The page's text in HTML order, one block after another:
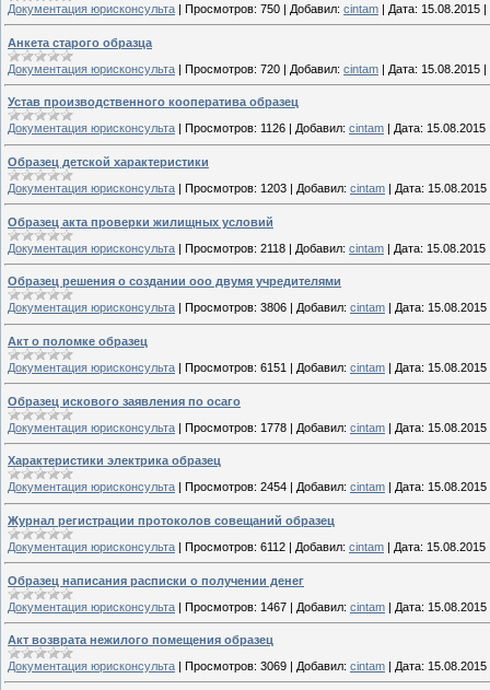
Документация юрисконсульта | Просмотров: 750 | Добавил: cintam | Дата: 15.08.2015 |
Анкета старого образца
Документация юрисконсульта | Просмотров: 720 | Добавил: cintam | Дата: 15.08.2015 |
Устав производственного кооператива образец
Документация юрисконсульта
Просмотров: 1126 Добавил: cintam Дата: 15.08.2015
Образец детской характеристики
Документация юрисконсульта | Просмотров: 1203 | Добавил: cintam | Дата: 15.08.2015
Образец акта проверки жилищных условий
Документация юрисконсульта | Просмотров: 2118 | Добавил: cintam | Дата: 15.08.2015
Образец решения о создании ооо двумя учредителями
Документация юрисконсульта
Просмотров: 3806 Добавил: cintam Дата: 15.08.2015
Акт о поломке образец
Документация юрисконсульта | Просмотров: 6151 | Добавил: cintam | Дата: 15.08.2015
Образец искового заявления по осаго
Документация юрисконсульта | Просмотров: 1778 | Добавил: cintam | Дата: 15.08.2015
Характеристики электрика образец
Документация юрисконсульта | Просмотров: 2454 | Добавил: cintam | Дата: 15.08.2015
Журнал регистрации протоколов совещаний образец
Документация юрисконсульта | Просмотров: 6112 | Добавил: cintam | Дата: 15.08.2015
Образец написания расписки о получении денег
Документация юрисконсульта | Просмотров: 1467 | Добавил: cintam | Дата: 15.08.2015
Акт возврата нежилого помещения образец
Документация юрисконсульта | Просмотров: 3069 | Добавил: cintam | Дата: 15.08.2015